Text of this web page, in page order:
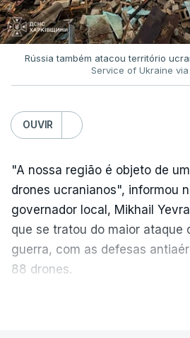
Rússia também atacou território
Service of Ukraine via
OUVIR
"A nossa região é objeto de
drones ucranianos", informou
governador local, Mikhail
que se tratou do maior ataque
guerra, com as defesas
88 drones.